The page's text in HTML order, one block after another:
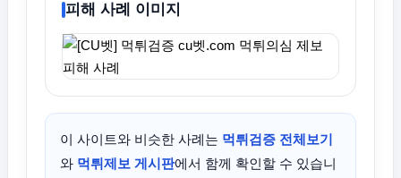
피해 사례 이미지
이 사이트와 비슷한 사례는 먹튀검증 전체보기
와 먹튀제보 게시판에서 함께 확인할 수 있습니